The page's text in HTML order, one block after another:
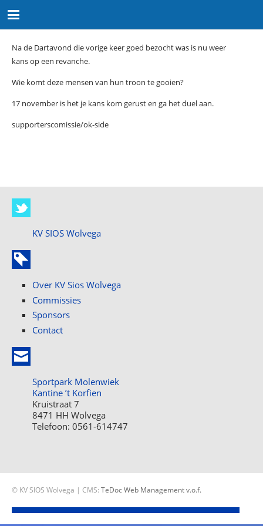
Na de Dartavond die vorige keer goed bezocht was is nu weer
kans op een revanche.
Wie komt deze mensen van hun troon te gooien?
17 november is het je kans kom gerust en ga het duel aan.
supporterscomissie/ok-side
KV SIOS Wolvega
Over KV Sios Wolvega
Commissies
Sponsors
Contact
Sportpark Molenwiek
Kantine ’t Korfien
Kruistraat 7
8471 HH Wolvega
Telefoon: 0561-614747
© KV SIOS Wolvega | CMS: TeDoc Web Management v.o.f.